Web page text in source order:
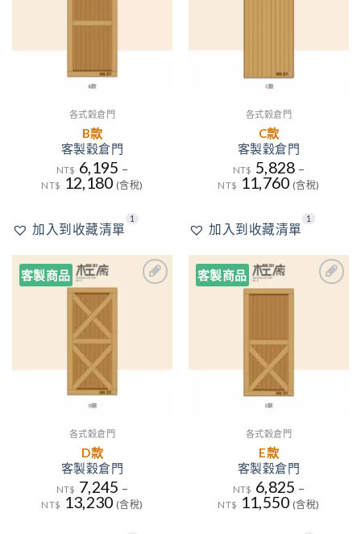
各式穀倉門
B款
客製穀倉門
NT$ 6,195 –
NT$ 12,180 (含稅)
加入到收藏清單
1
各式穀倉門
C款
客製穀倉門
NT$ 5,828 –
NT$ 11,760 (含稅)
加入到收藏清單
31
客製商品
加入
2
各式穀倉門
D款
客製穀倉門
NT$ 7,245 –
NT$ 13,230 (含稅)
客製商品
加入
2
各式穀倉門
E款
客製穀倉門
NT$ 6,825 –
NT$ 11,550 (含稅)